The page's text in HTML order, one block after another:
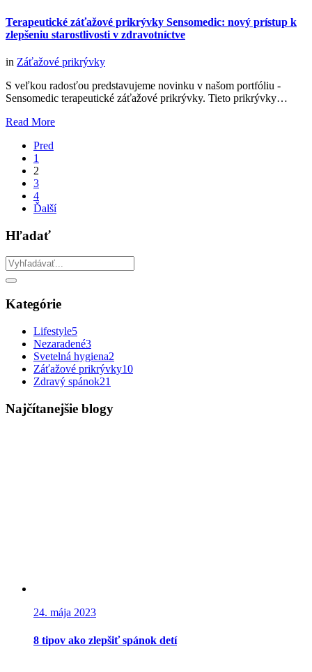
Terapeutické záťažové prikrývky Sensomedic: nový prístup k
zlepšeniu starostlivosti v zdravotníctve
in Záťažové prikrývky
S veľkou radosťou predstavujeme novinku v našom portfóliu -
Sensomedic terapeutické záťažové prikrývky. Tieto prikrývky…
Read More
Pred
1
2
3
4
Ďalší
Hľadať
Kategórie
Lifestyle5
Nezaradené3
Svetelná hygiena2
Záťažové prikrývky10
Zdravý spánok21
Najčítanejšie blogy
24. mája 2023
8 tipov ako zlepšiť spánok detí